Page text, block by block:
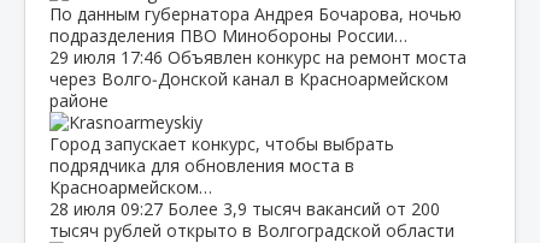
По данным губернатора Андрея Бочарова, ночью
подразделения ПВО Минобороны России…
29 июля 17:46 Объявлен конкурс на ремонт моста
через Волго‑Донской канал в Красноармейском
районе
Город запускает конкурс, чтобы выбрать
подрядчика для обновления моста в
Красноармейском…
28 июля 09:27 Более 3,9 тысяч вакансий от 200
тысяч рублей открыто в Волгоградской области